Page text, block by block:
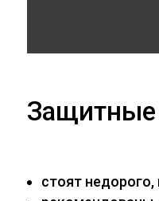
Защитные
стоят